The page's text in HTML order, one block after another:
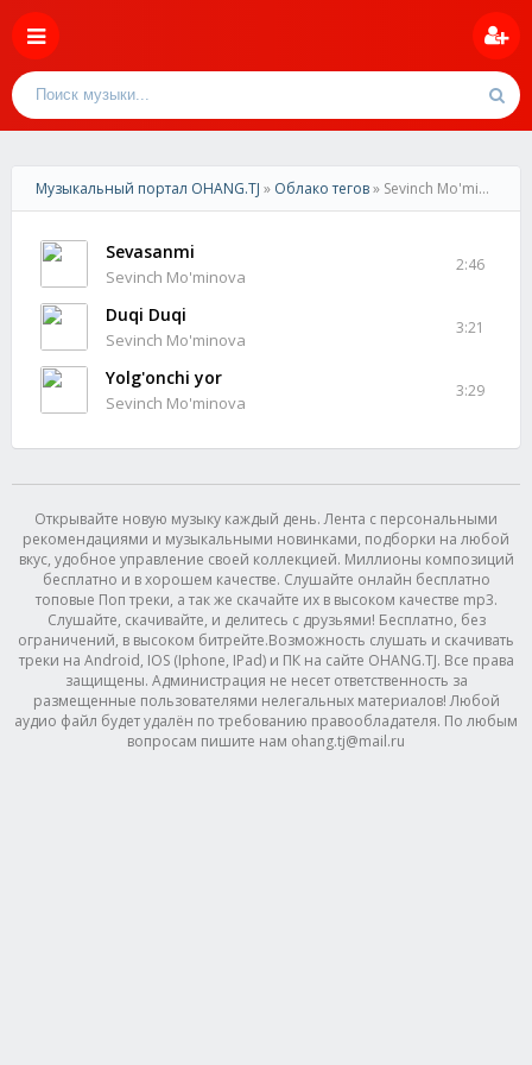
Музыкальный портал OHANG.TJ » Облако тегов» Sevinch Mo'minova
Sevasanmi
Sevinch Mo'minova
2:46
Duqi Duqi
Sevinch Mo'minova
3:21
Yolg'onchi yor
Sevinch Mo'minova
3:29
Открывайте новую музыку каждый день. Лента с персональными
рекомендациями и музыкальными новинками, подборки на любой
вкус, удобное управление своей коллекцией. Миллионы композиций
бесплатно и в хорошем качестве. Слушайте онлайн бесплатно
топовые Поп треки, а так же скачайте их в высоком качестве mp3.
Слушайте, скачивайте, и делитесь с друзьями! Бесплатно, без
ограничений, в высоком битрейте.Возможность слушать и скачивать
треки на Android, IOS (Iphone, IPad) и ПК на сайте OHANG.TJ. Все права
защищены. Администрация не несет ответственность за
размещенные пользователями нелегальных материалов! Любой
аудио файл будет удалён по требованию правообладателя. По любым
вопросам пишите нам ohang.tj@mail.ru